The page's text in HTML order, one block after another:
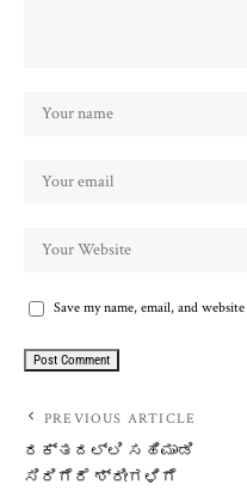
Save my name, email, and
PREVIOUS ARTICLE
ರಕ್ತದಲ್ಲಿ ಸಹಿಮಾಡಿ
ಸಿರಿಗೆರೆ ಶ್ರೀಗಳಿಗೆ